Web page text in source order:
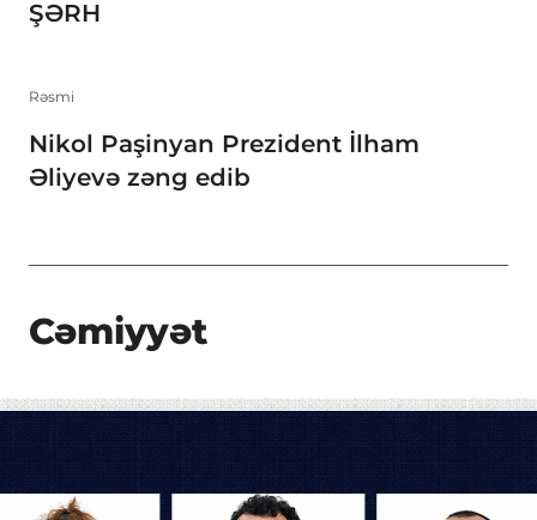
ŞƏRH
Rəsmi
Nikol Paşinyan Prezident İlham
Əliyevə zəng edib
Cəmiyyət